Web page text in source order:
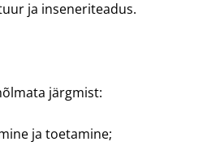
ja inseneriteadus.
järgmist:
ja toetamine;